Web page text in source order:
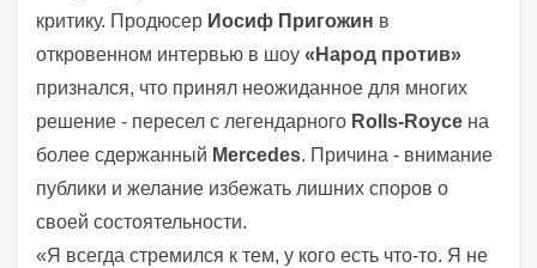
критику. Продюсер Иосиф Пригожин в
откровенном интервью в шоу «Народ против»
признался, что принял неожиданное для многих
решение - пересел с легендарного Rolls-Royce на
более сдержанный Mercedes. Причина - внимание
публики и желание избежать лишних споров о
своей состоятельности.
«Я всегда стремился к тем, у кого есть что-то. Я не